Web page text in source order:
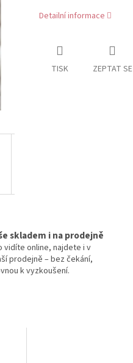
Detailní informace
TISK ZEPTAT SE
skladem i na prodejně
vidíte online, najdete i v
prodejně – bez čekání,
k vyzkoušení.